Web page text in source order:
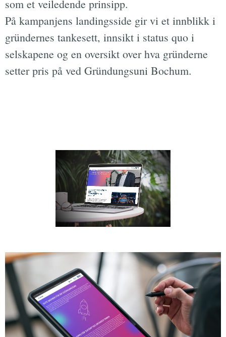
som et veiledende prinsipp.
På kampanjens landingsside gir vi et innblikk i
gründernes tankesett, innsikt i status quo i
selskapene og en oversikt over hva gründerne
setter pris på ved Gründungsuni Bochum.